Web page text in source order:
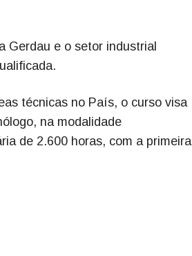
Gerdau e o setor industrial
técnicas no País, o curso visa
na modalidade
de 2.600 horas, com a primeira